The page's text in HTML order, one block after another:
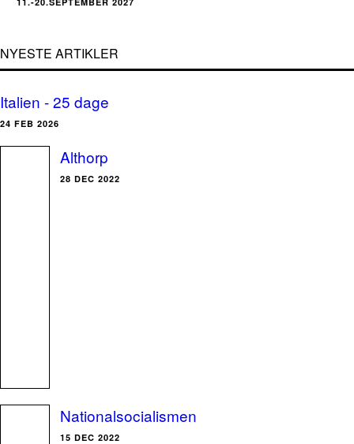
NYESTE ARTIKLER
Italien - 25 dage
24 FEB 2026
Althorp
28 DEC 2022
Nationalsocialismen
15 DEC 2022